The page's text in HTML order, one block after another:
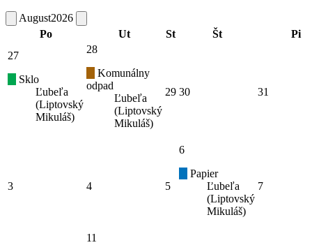
August2026
Po
Ut St Št
Pi
27
Sklo
Ľubeľa
(Liptovský
Mikuláš)
28
Komunálny
odpad
Ľubeľa
(Liptovský
Mikuláš)
29 30 31
3 4 5
6
Papier
Ľubeľa
(Liptovský
Mikuláš)
7
11